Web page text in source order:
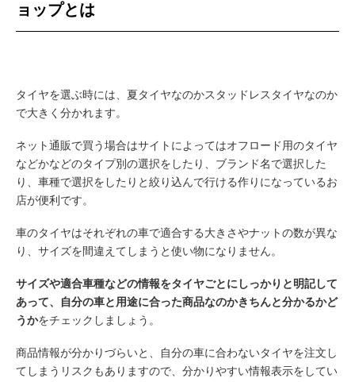
ョップとは
タイヤを選ぶ時には、夏タイヤなのかスタッドレスタイヤなのか
で大きく分かれます。
ネット通販で買う場合はサイトによってはオフロード用のタイヤ
などかなどのタイプ別の選択をしたり、ブランド名で選択した
り、車種で選択をしたりと絞り込んで行ける作りになっているお
店が便利です。
車のタイヤはそれぞれの車で適合する大きさやナットの数が異な
り、サイズを間違えてしまうと使い物になりません。
サイズや適合車種などの情報をタイヤごとにしっかりと明記して
あって、自分の車と用途に合った商品なのかきちんと分かるかど
うかをチェックしましょう。
商品情報が分かりづらいと、自分の車に合わないタイヤを注文し
てしまうリスクもありますので、分かりやすい情報表示をしてい